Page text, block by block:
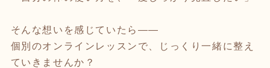
そんな想いを感じていたら——
個別のオンラインレッスンで、じっくり一緒に整え
ていきませんか？